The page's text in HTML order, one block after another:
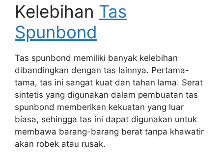
Kelebihan Tas
Spunbond
Tas spunbond memiliki banyak kelebihan
dibandingkan dengan tas lainnya. Pertama-
tama, tas ini sangat kuat dan tahan lama. Serat
sintetis yang digunakan dalam pembuatan tas
spunbond memberikan kekuatan yang luar
biasa, sehingga tas ini dapat digunakan untuk
membawa barang-barang berat tanpa khawatir
akan robek atau rusak.